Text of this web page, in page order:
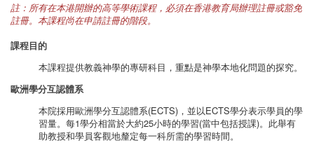
註：所有在本港開辦的高等學術課程，必須在香港教育局辦理註冊或豁免
註冊。本課程尚在申請註冊的階段。
課程目的
本課程提供教義神學的專研科目，重點是神學本地化問題的探究。
歐洲學分互認體系
本院採用歐洲學分互認體系(ECTS)，並以ECTS學分表示學員的學
習量。每1學分相當於大約25小時的學習(當中包括授課)。此舉有
助教授和學員客觀地釐定每一科所需的學習時間。